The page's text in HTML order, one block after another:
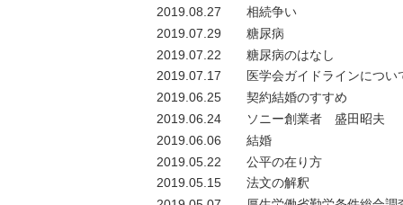
2019.08.27
相続争い
2019.07.29
糖尿病
2019.07.22
糖尿病のはなし
2019.07.17
医学会ガイドラインについ
2019.06.25
契約結婚のすすめ
2019.06.24
ソニー創業者 盛田昭夫
2019.06.06
結婚
2019.05.22
公平の在り方
2019.05.15
法文の解釈